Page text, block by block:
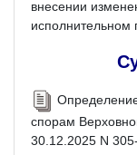
внесении
исполнительном
спорам
30.12.2025 N